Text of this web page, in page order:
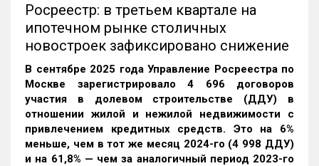
Росреестр: в третьем квартале на
ипотечном рынке столичных
новостроек зафиксировано снижение
В сентябре 2025 года Управление Росреестра по
Москве зарегистрировало 4 696 договоров
участия в долевом строительстве (ДДУ) в
отношении жилой и нежилой недвижимости с
привлечением кредитных средств. Это на 6%
меньше, чем в тот же месяц 2024-го (4 998 ДДУ)
и на 61,8% — чем за аналогичный период 2023-го